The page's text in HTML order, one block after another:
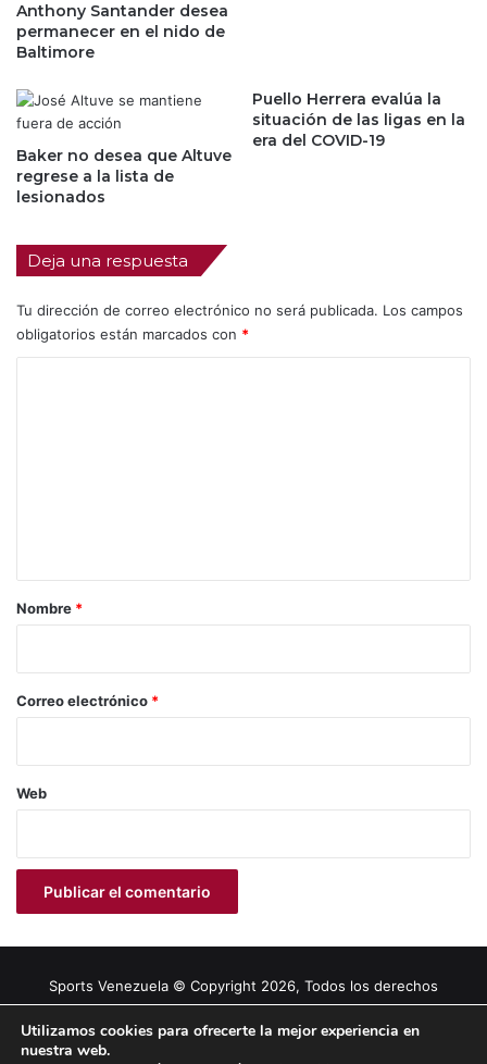
Anthony Santander desea
permanecer en el nido de
Baltimore
Baker no desea que Altuve
regrese a la lista de
lesionados
Puello Herrera evalúa la
situación de las ligas en la
era del COVID-19
Deja una respuesta
Tu dirección de correo electrónico no será publicada. Los campos
obligatorios están marcados con *
r
*
Nombre *
Correo electrónico *
Web
Sports Venezuela © Copyright 2026, Todos los derechos
Utilizamos cookies para ofrecerte la mejor experiencia en
nuestra web.